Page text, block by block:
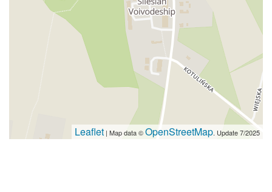
Leaflet | Map data ©OpenStreetMap. Update 7/2025